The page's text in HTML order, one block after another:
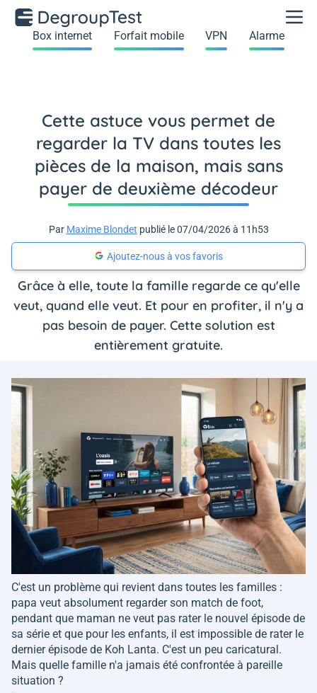
Box internet Forfait mobile VPN Alarme
Cette astuce vous permet de
regarder la TV dans toutes les
pièces de la maison, mais sans
payer de deuxième décodeur
Par Maxime Blondet publié le 07/04/2026 à 11h53
Ajoutez-nous à vos favoris
Grâce à elle, toute la famille regarde ce qu'elle
veut, quand elle veut. Et pour en profiter, il n'y a
pas besoin de payer. Cette solution est
entièrement gratuite.
C'est un problème qui revient dans toutes les familles :
papa veut absolument regarder son match de foot,
pendant que maman ne veut pas rater le nouvel épisode de
sa série et que pour les enfants, il est impossible de rater le
dernier épisode de Koh Lanta. C'est un peu caricatural.
Mais quelle famille n'a jamais été confrontée à pareille
situation ?